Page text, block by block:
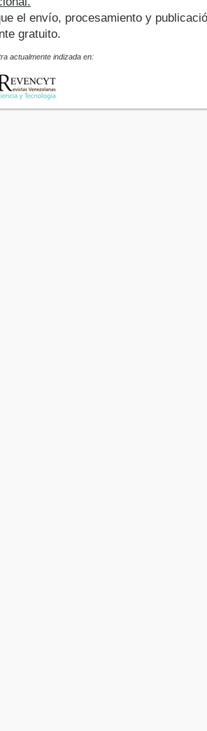
el envío, procesamiento y
gratuito.
actualmente indizada en: